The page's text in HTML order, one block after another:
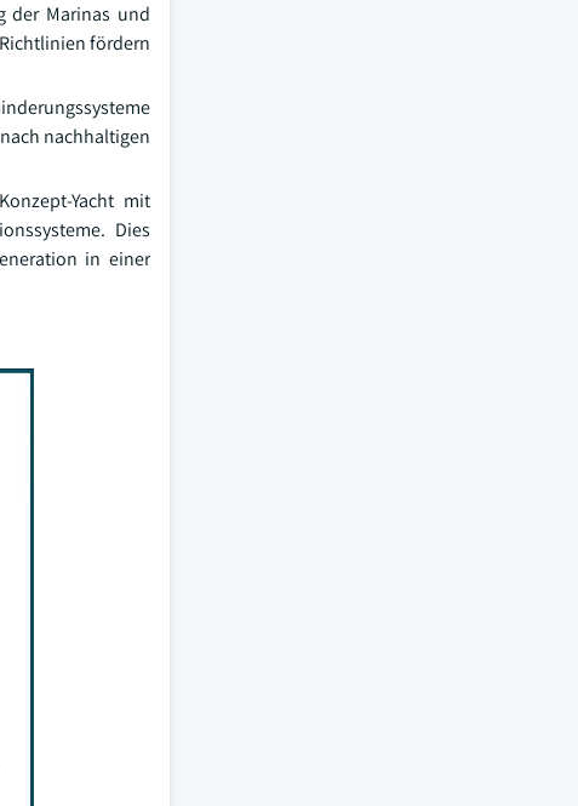
der Marinas und
fördern
nachhaltigen
Yacht mit
Dies
in einer